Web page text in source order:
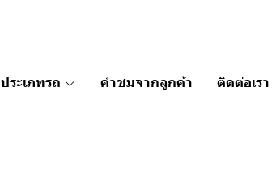
ประเภทรถ คำชมจากลูกค้า ติดต่อเรา